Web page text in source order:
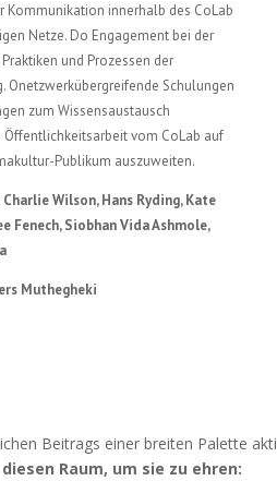
Kommunikation innerhalb des CoLab
Netze. Do Engagement bei der
und Prozessen der
Onetzwerkübergreifende Schulungen
zum Wissensaustausch
Öffentlichkeitsarbeit vom CoLab auf
Publikum auszuweiten.
Wilson, Hans Ryding, Kate
Fenech, Siobhan Vida Ashmole,
Muthegheki
Beitrags einer breiten Palette
Raum, um sie zu ehren: